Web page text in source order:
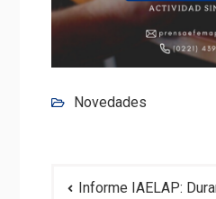
Novedades
Informe IAELAP: